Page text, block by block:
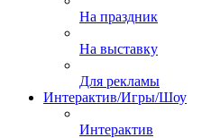
На праздник
На выставку
Для рекламы
Интерактив/Игры/Шоу
Интерактив